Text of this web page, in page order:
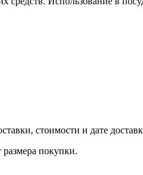
стоимости и дате
покупки.